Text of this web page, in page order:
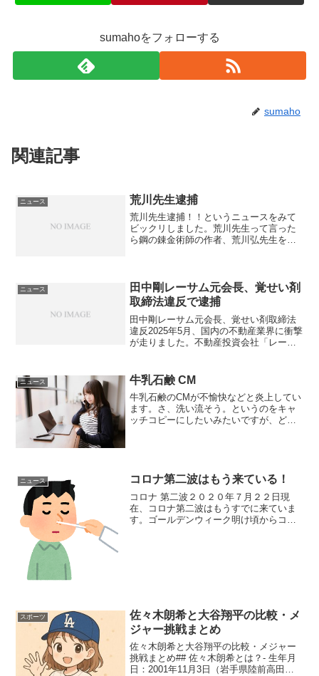
sumahoをフォローする
sumaho
関連記事
ニュース 荒川先生逮捕
荒川先生逮捕！！というニュースをみて
ビックリしました。荒川先生って言った
ら鋼の錬金術師の作者、荒川弘先生を思
です。全然違うじゃん！！...
ニュース
田中剛レーサム元会長、覚せい剤
取締法違反で逮捕
田中剛レーサム元会長、覚せい剤取締法
違反2025年5月、国内の不動産業界に衝撃
が走りました。不動産投資会社「レーサ
違反の疑いで逮捕されたのです。この事
件は、企業のトッ...
ニュース 牛乳石鹸 CM
牛乳石鹸のCMが不愉快などと炎上してい
ます。さ、洗い流そう。というのをキャ
ッチコピーにしたいみたいですが、どう
ニュース コロナ第二波はもう来ている！
コロナ 第二波２０２０年７月２２日現
在、コロナ第二波はもうすでに来ていま
す。ゴールデンウィーク明け頃からコロ
スポーツ
佐々木朗希と大谷翔平の比較・メ
ジャー挑戦まとめ
佐々木朗希と大谷翔平の比較・メジャー
挑戦まとめ## 佐々木朗希とは？- 生年月
日：2001年11月3日（岩手県陸前高田市